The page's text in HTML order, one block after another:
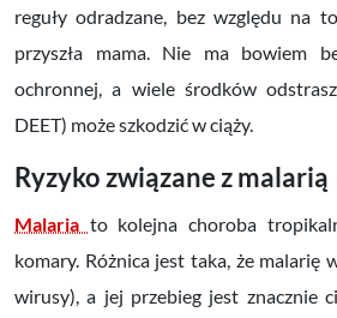
reguły odradzane, bez względu na
przyszła mama. Nie ma bowiem
ochronnej, a wiele środków
DEET) może szkodzić w ciąży.
Ryzyko związane z malarią
Malaria to kolejna choroba
komary. Różnica jest taka, że malarię
wirusy), a jej przebieg jest znacznie